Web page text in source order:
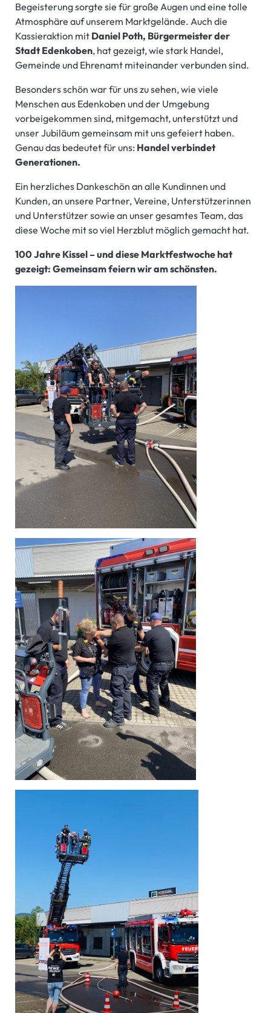
Begeisterung sorgte sie für große Augen und eine tolle
Atmosphäre auf unserem Marktgelände. Auch die
Kassieraktion mit Daniel Poth, Bürgermeister der
Stadt Edenkoben, hat gezeigt, wie stark Handel,
Gemeinde und Ehrenamt miteinander verbunden sind.
Besonders schön war für uns zu sehen, wie viele
Menschen aus Edenkoben und der Umgebung
vorbeigekommen sind, mitgemacht, unterstützt und
unser Jubiläum gemeinsam mit uns gefeiert haben.
Genau das bedeutet für uns: Handel verbindet
Generationen.
Ein herzliches Dankeschön an alle Kundinnen und
Kunden, an unsere Partner, Vereine, Unterstützerinnen
und Unterstützer sowie an unser gesamtes Team, das
diese Woche mit so viel Herzblut möglich gemacht hat.
100 Jahre Kissel – und diese Marktfestwoche hat
gezeigt: Gemeinsam feiern wir am schönsten.